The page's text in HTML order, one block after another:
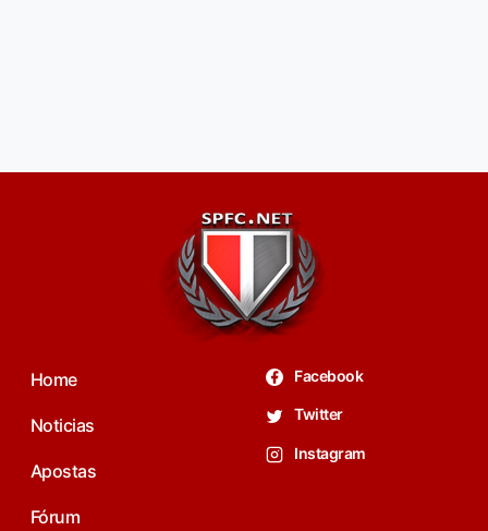
Home
Noticias
Apostas
Fórum
Facebook
Twitter
Instagram